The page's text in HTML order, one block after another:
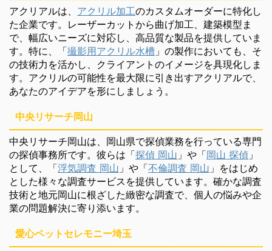
アクリアルは、 アクリル加工のカスタムオーダーに特化し
た企業です。レーザーカットから曲げ加工、建築模型ま
で、幅広いニーズに対応し、高品質な製品を提供していま
す。特に、「撮影用アクリル水槽 」の製作においても、そ
の技術力を活かし、クライアントのイメージを具現化しま
す。アクリルの可能性を最大限に引き出すアクリアルで、
あなたのアイデアを形にしましょう。
中央リサーチ岡山
中央リサーチ岡山は、岡山県で探偵業務を行っている専門
の探偵事務所です。彼らは「探偵 岡山 」や「岡山 探偵 」
として、「浮気調査 岡山 」や「不倫調査 岡山 」をはじめ
とした様々な調査サービスを提供しています。確かな調査
技術と地元岡山に根ざした緻密な調査で、個人の悩みや企
業の問題解決に寄り添います。
愛心ペットセレモニー埼玉